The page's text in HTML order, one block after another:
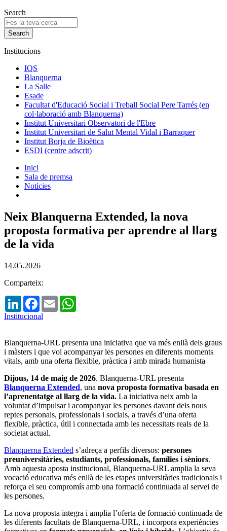
Search
Institucions
IQS
Blanquerna
La Salle
Esade
Facultat d'Educació Social i Treball Social Pere Tarrés (en
col·laboració amb Blanquerna)
Institut Universitari Observatori de l'Ebre
Institut Universitari de Salut Mental Vidal i Barraquer
Institut Borja de Bioètica
ESDI (centre adscrit)
Inici
Sala de premsa
Notícies
Neix Blanquerna Extended, la nova
proposta formativa per aprendre al llarg
de la vida
14.05.2026
Comparteix:
LinkedInFacebook
Email
Institucional
Blanquerna-URL presenta una iniciativa que va més enllà dels graus
i màsters i que vol acompanyar les persones en diferents moments
vitals, amb una oferta flexible, pràctica i amb mirada humanista
Dijous, 14 de maig de 2026. Blanquerna-URL presenta
Blanquerna Extended, una nova proposta formativa basada en
l’aprenentatge al llarg de la vida. La iniciativa neix amb la
voluntat d’impulsar i acompanyar les persones davant dels nous
reptes personals, professionals i socials, a través d’una oferta
flexible, pràctica, útil i connectada amb les necessitats reals de la
societat actual.
Blanquerna Extended s’adreça a perfils diversos: persones
preuniversitàries, estudiants, professionals, famílies i sèniors.
Amb aquesta aposta institucional, Blanquerna-URL amplia la seva
vocació educativa més enllà de les etapes universitàries tradicionals i
reforça el seu compromís amb una formació continuada al servei de
les persones.
La nova proposta integra i amplia l’oferta de formació continuada de
les diferents facultats de Blanquerna-URL, i incorpora experiències